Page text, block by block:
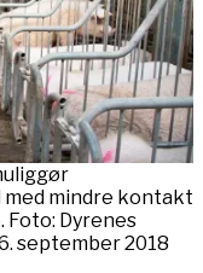
mindre kontakt
Dyrenes
september 2018